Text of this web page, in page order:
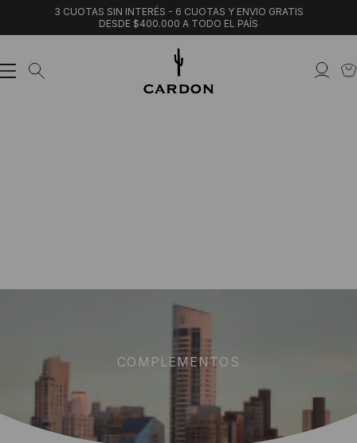
3 CUOTAS SIN INTERÉS - 6 CUOTAS Y ENVIO GRATIS
DESDE $400.000 A TODO EL PAÍS
COMPLEMENTOS